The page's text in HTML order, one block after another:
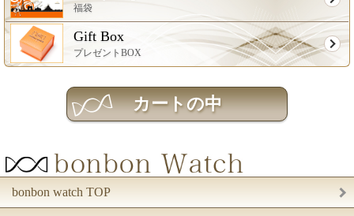
福袋
Gift Box
プレゼントBOX
bonbon watch TOP